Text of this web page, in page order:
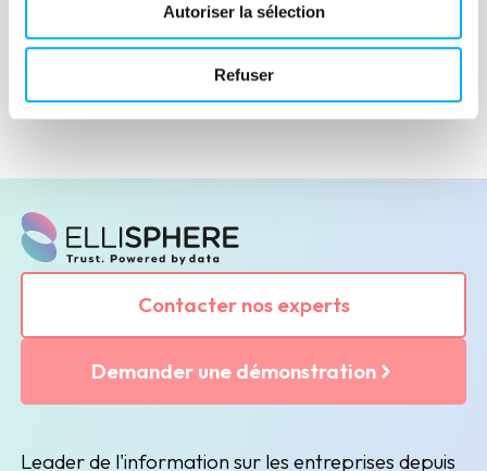
Autoriser la sélection
Refuser
Contacter nos experts
Demander une démonstration
Leader de l'information sur les entreprises depuis